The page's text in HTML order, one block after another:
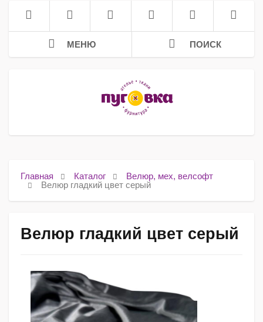
МЕНЮ ПОИСК
Главная Каталог
Велюр, мех, велсофт
Велюр гладкий цвет серый
Велюр гладкий цвет серый